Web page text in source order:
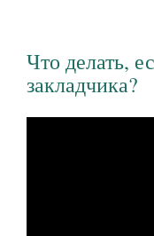
Что делать,
закладчика?